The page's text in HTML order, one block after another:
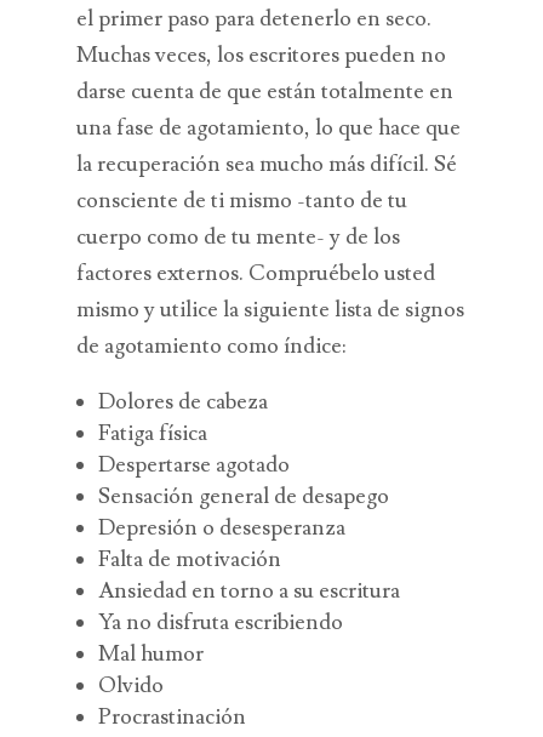
el primer paso para detenerlo en seco.
Muchas veces, los escritores pueden no
darse cuenta de que están totalmente en
una fase de agotamiento, lo que hace que
la recuperación sea mucho más difícil. Sé
consciente de ti mismo -tanto de tu
cuerpo como de tu mente- y de los
factores externos. Compruébelo usted
mismo y utilice la siguiente lista de signos
de agotamiento como índice:
Dolores de cabeza
Fatiga física
Despertarse agotado
Sensación general de desapego
Depresión o desesperanza
Falta de motivación
Ansiedad en torno a su escritura
Ya no disfruta escribiendo
Mal humor
Olvido
Procrastinación